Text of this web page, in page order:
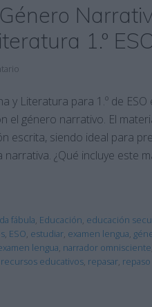
1.º
y Literatura para 1.º de
género narrativo. El
escrita, siendo ideal para
¿Qué incluye este
fábula, Educación, educación
, ESO, estudiar, examen lengua,
lengua, narrador omnisciente
recursos educativos, repasar,